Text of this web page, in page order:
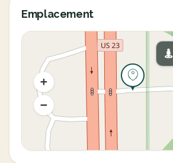
Emplacement